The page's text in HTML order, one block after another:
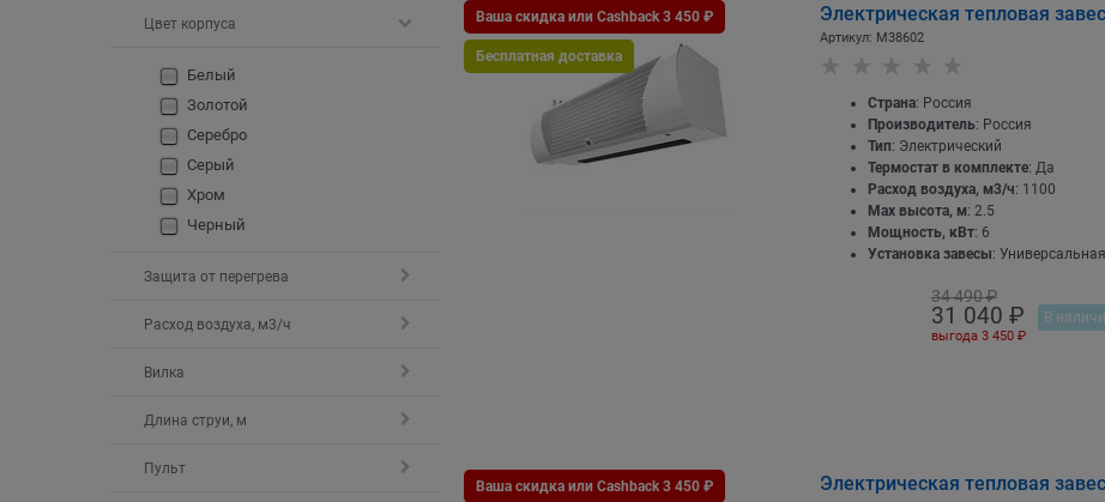
Цвет корпуса
Белый
Золотой
Серебро
Серый
Хром
Черный
Защита от перегрева
Расход воздуха, м3/ч
Вилка
Длина струи, м
Пульт
Электрическая тепловая
Артикул: M38602
Страна: Россия
Производитель: Россия
Тип: Электрический
Термостат в комплекте: Да
Расход воздуха, м3/ч: 1100
Max высота, м: 2.5
Мощность, кВт: 6
Установка завесы: Универсальная
Ваша скидка или Cashback 3 450 ₽
Бесплатная доставка
34 490 ₽
31 040 ₽
выгода 3 450 ₽
В
Электрическая тепловая
Ваша скидка или Cashback 3 450 ₽